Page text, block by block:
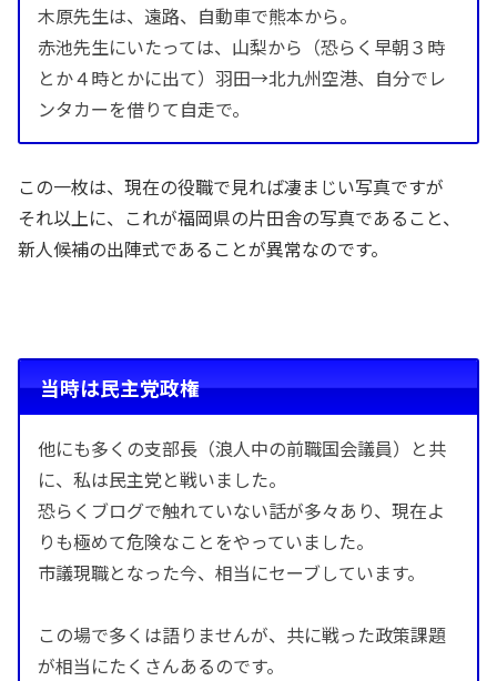
木原先生は、遠路、自動車で熊本から。
赤池先生にいたっては、山梨から（恐らく早朝３時
とか４時とかに出て）羽田→北九州空港、自分でレ
ンタカーを借りて自走で。
この一枚は、現在の役職で見れば凄まじい写真ですが
それ以上に、これが福岡県の片田舎の写真であること、
新人候補の出陣式であることが異常なのです。
当時は民主党政権
他にも多くの支部長（浪人中の前職国会議員）と共
に、私は民主党と戦いました。
恐らくブログで触れていない話が多々あり、現在よ
りも極めて危険なことをやっていました。
市議現職となった今、相当にセーブしています。
この場で多くは語りませんが、共に戦った政策課題
が相当にたくさんあるのです。